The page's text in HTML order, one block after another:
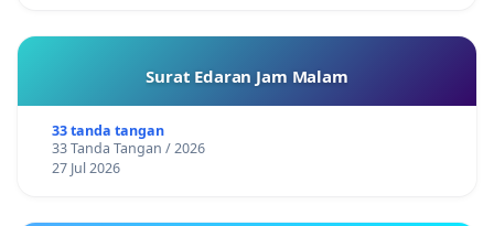
Surat Edaran Jam Malam
33 tanda tangan
33 Tanda Tangan / 2026
27 Jul 2026